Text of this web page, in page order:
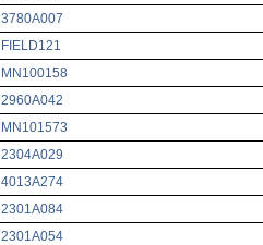
3780A007
FIELD121
MN100158
2960A042
MN101573
2304A029
4013A274
2301A084
2301A054